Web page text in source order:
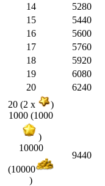
14
5280
15
5440
16
5600
17
5760
18
5920
19
6080
20
6240
20 (2 x
)
1000 (1000
)
10000
(10000
)
9440